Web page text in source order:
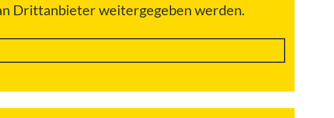
Drittanbieter weitergegeben werden.